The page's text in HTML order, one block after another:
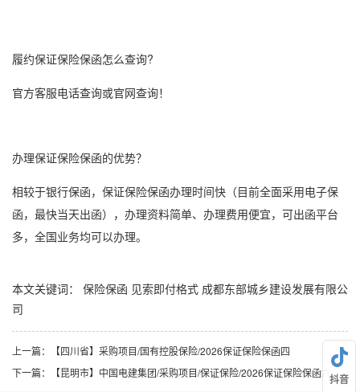
履约保证保险保函怎么查询?
官方客服电话查询或官网查询！
办理保证保险保函的优势？
相较于银行保函， 保证保险保函办理时间快（目前全面采用电子保
函，最快当天出函），办理资料简单、办理费用便宜，可出函平台
多，全国业务均可以办理。
本文关键词： 保险保函 见索即付格式 成都东部城乡建设发展有限公
司
上一篇：
【四川省】采购项目/国有控股保险/2026保证保险保函四
下一篇：
【昆明市】中国电建集团/采购项目/保证保险/2026保证保险保函六 抖音